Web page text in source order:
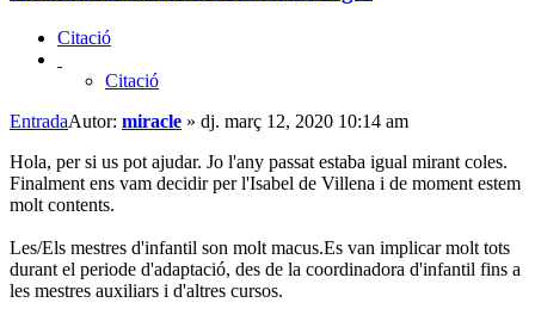
Citació
Citació
EntradaAutor: miracle » dj. març 12, 2020 10:14 am
Hola, per si us pot ajudar. Jo l'any passat estaba igual mirant coles.
Finalment ens vam decidir per l'Isabel de Villena i de moment estem
molt contents.
Les/Els mestres d'infantil son molt macus.Es van implicar molt tots
durant el periode d'adaptació, des de la coordinadora d'infantil fins a
les mestres auxiliars i d'altres cursos.